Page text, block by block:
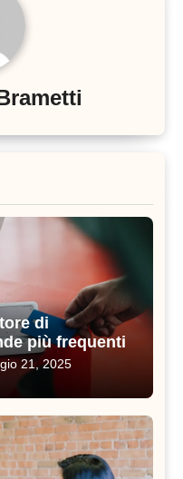
di
più frequenti
21, 2025